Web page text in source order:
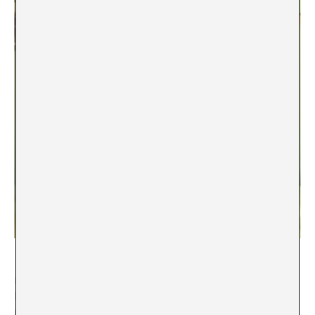
Durant el confinament molts de nosaltres, des de
l’aïllament i el deliri de les nostres cases i les nostres
ments, vam trobar a TikTok un lloc comú que d’alguna